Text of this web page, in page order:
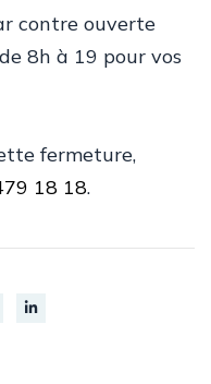
contre ouverte
8h à 19 pour vos
fermeture,
18 18.